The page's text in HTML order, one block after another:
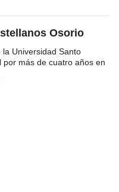
Osorio
Universidad Santo
por más de cuatro años en